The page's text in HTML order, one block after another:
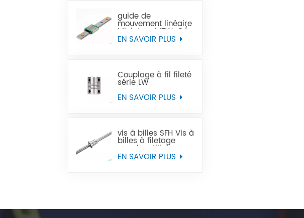
guide de
mouvement linéaire
Miniature MTW-C/-
H OEM ODM
EN SAVOIR PLUS
Couplage à fil fileté
série LW
EN SAVOIR PLUS
vis à billes SFH Vis à
billes à filetage
gauche utilisée
dans les machines-
outils à commande
EN SAVOIR PLUS